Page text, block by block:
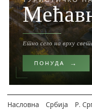
Насловна Србија Р.